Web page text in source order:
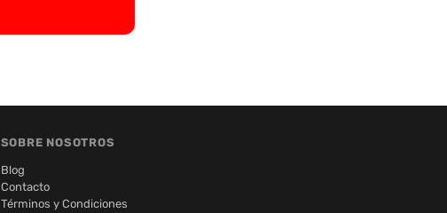
SOBRE NOSOTROS
Blog
Contacto
Términos y Condiciones